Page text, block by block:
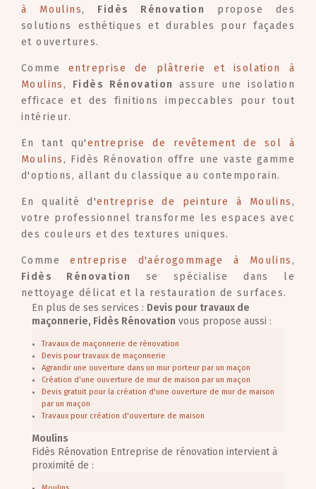
à Moulins, Fidès Rénovation
propose des
solutions esthétiques et durables pour façades
et ouvertures.
Comme entreprise de plâtrerie et isolation à
Moulins , Fidès Rénovation
assure une isolation
efficace et des finitions impeccables pour tout
intérieur.
En tant qu'entreprise de revêtement de sol à
Moulins , Fidès Rénovation offre une vaste gamme
d'options, allant du classique au contemporain.
En qualité d'entreprise de peinture à Moulins ,
votre professionnel transforme les espaces avec
des couleurs et des textures uniques.
Commeentreprise d'aérogommage à Moulins ,
Fidès Rénovation
se spécialise dans le
nettoyage délicat et la restauration de surfaces.
En plus de ses services : Devis pour travaux de
maçonnerie, Fidès Rénovation vous propose aussi :
Travaux de maçonnerie de rénovation
Devis pour travaux de maçonnerie
Agrandir une ouverture dans un mur porteur par un maçon
Création d'une ouverture de mur de maison par un maçon
Devis gratuit pour la création d'une ouverture de mur de maison
par un maçon
Travaux pour création d'ouverture de maison
Moulins
Fidès Rénovation Entreprise de rénovation intervient à
proximité de :